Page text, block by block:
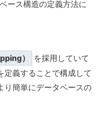
ース構造の定義方法に
）
を採用していて
定義することで構成して
り簡単にデータベースの